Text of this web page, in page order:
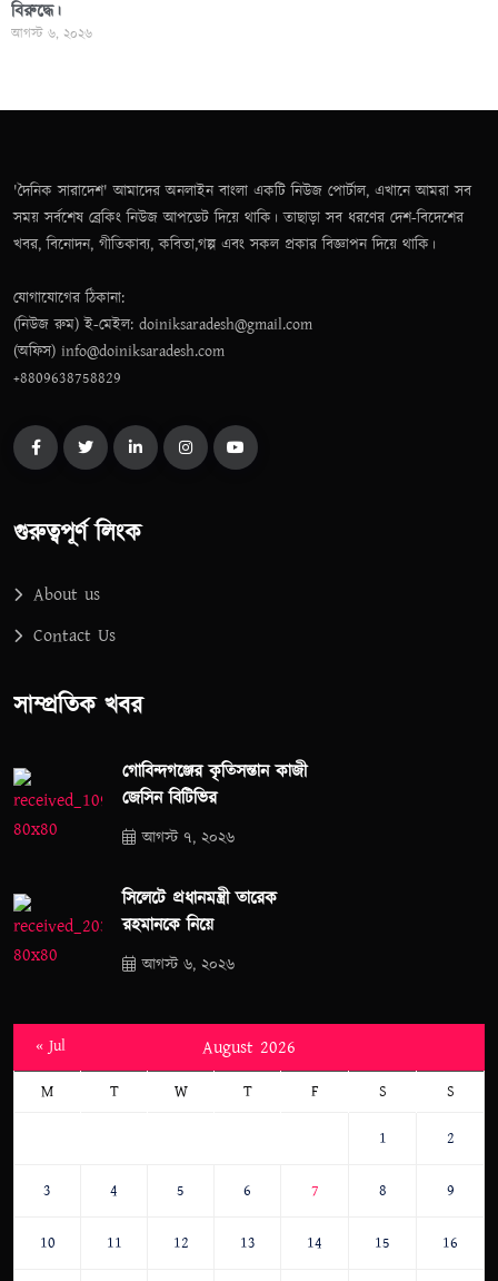
বিরুদ্ধে।
আগস্ট ৬, ২০২৬
'দৈনিক সারাদেশ' আমাদের অনলাইন বাংলা একটি নিউজ পোর্টাল, এখানে আমরা সব
সময় সর্বশেষ ব্রেকিং নিউজ আপডেট দিয়ে থাকি। তাছাড়া সব ধরণের দেশ-বিদেশের
খবর, বিনোদন, গীতিকাব্য, কবিতা,গল্প এবং সকল প্রকার বিজ্ঞাপন দিয়ে থাকি।
যোগাযোগের ঠিকানা:
(নিউজ রুম) ই-মেইল: doiniksaradesh@gmail.com
(অফিস) info@doiniksaradesh.com
+8809638758829
গুরুত্বপূর্ণ লিংক
About us
Contact Us
সাম্প্রতিক খবর
গোবিন্দগঞ্জের কৃতিসন্তান কাজী
জেসিন বিটিভির
আগস্ট ৭, ২০২৬
সিলেটে প্রধানমন্ত্রী তারেক
রহমানকে নিয়ে
আগস্ট ৬, ২০২৬
August 2026
M T W T F S S
1 2
3 4 5 6 7 8 9
10 11 12 13 14 15 16
« Jul